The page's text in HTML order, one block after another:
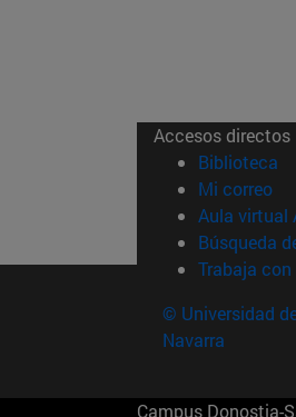
Accesos directos
Biblioteca
Mi correo
Aula virtual
Búsqueda
Trabaja
© Universidad
Navarra
Campus Donostia-